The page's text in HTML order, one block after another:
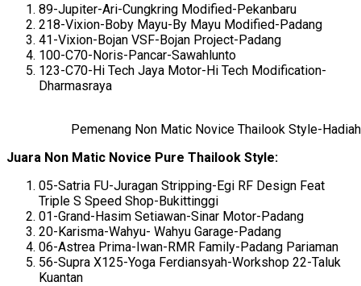
89-Jupiter-Ari-Cungkring Modified-Pekanbaru
218-Vixion-Boby Mayu-By Mayu Modified-Padang
41-Vixion-Bojan VSF-Bojan Project-Padang
100-C70-Noris-Pancar-Sawahlunto
123-C70-Hi Tech Jaya Motor-Hi Tech Modification-
Dharmasraya
Pemenang Non Matic Novice Thailook Style-
Juara Non Matic Novice Pure Thailook Style:
05-Satria FU-Juragan Stripping-Egi RF Design Feat
Triple S Speed Shop-Bukittinggi
01-Grand-Hasim Setiawan-Sinar Motor-Padang
20-Karisma-Wahyu- Wahyu Garage-Padang
06-Astrea Prima-Iwan-RMR Family-Padang Pariaman
56-Supra X125-Yoga Ferdiansyah-Workshop 22-Taluk
Kuantan